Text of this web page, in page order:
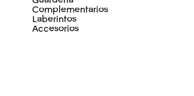
Complementarios
Laberintos
Accesorios